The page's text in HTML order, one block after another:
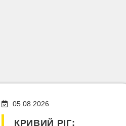
05.08.2026
КРИВИЙ РІГ: